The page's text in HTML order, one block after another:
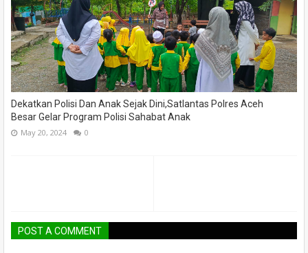
Dekatkan Polisi Dan Anak Sejak Dini,Satlantas Polres Aceh
Besar Gelar Program Polisi Sahabat Anak
May 20, 2024 0
POST A COMMENT